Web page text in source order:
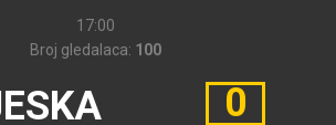
17:00
Broj gledalaca: 100
0